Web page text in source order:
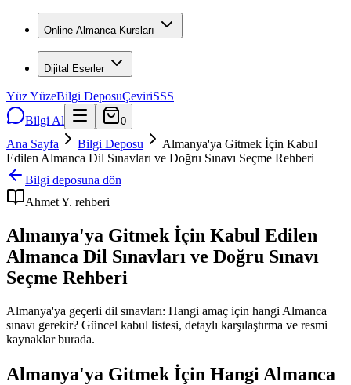
Online Almanca Kursları
Dijital Eserler
Yüz YüzeBilgi DeposuÇeviriSSS
Bilgi Al
0
Ana Sayfa Bilgi Deposu
Almanya'ya Gitmek İçin Kabul
Edilen Almanca Dil Sınavları ve Doğru Sınavı Seçme Rehberi
Bilgi deposuna dön
Ahmet Y. rehberi
Almanya'ya Gitmek İçin Kabul Edilen
Almanca Dil Sınavları ve Doğru Sınavı
Seçme Rehberi
Almanya'ya geçerli dil sınavları: Hangi amaç için hangi Almanca
sınavı gerekir? Güncel kabul listesi, detaylı karşılaştırma ve resmi
kaynaklar burada.
Almanya'ya Gitmek İçin Hangi Almanca